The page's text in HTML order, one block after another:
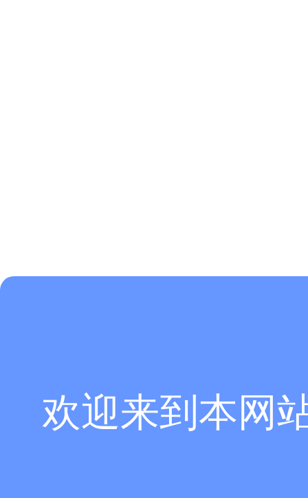
欢迎来到本网